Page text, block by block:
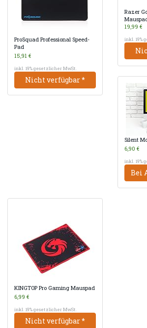
ProSquad Professional Speed-
Pad
15,91 €
inkl. 19% gesetzlicher MwSt.
Nicht verfügbar *
Razer
19,99 €
inkl. 19%
Silent
6,90 €
inkl. 19%
Bei
KINGTOP Pro Gaming Mauspad
6,99 €
inkl. 19% gesetzlicher MwSt.
Nicht verfügbar *